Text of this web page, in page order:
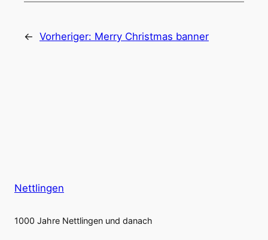
← Vorheriger: Merry Christmas banner
Nettlingen
1000 Jahre Nettlingen und danach